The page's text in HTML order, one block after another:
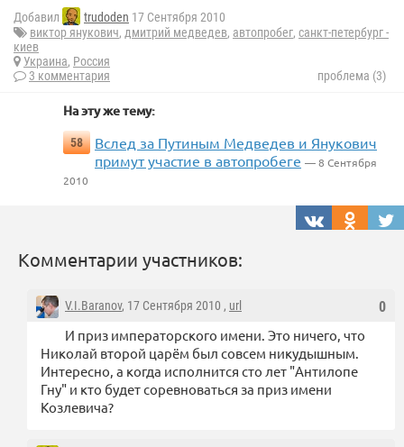
Добавил trudoden 17 Сентября 2010
виктор янукович, дмитрий медведев, автопробег, санкт-петербург -
киев
Украина, Россия
3 комментария
проблема (3)
На эту же тему:
58
Вслед за Путиным Медведев и Янукович
примут участие в автопробеге — 8 Сентября
2010
Комментарии участников:
0
V.I.Baranov, 17 Сентября 2010 , url
И приз императорского имени. Это ничего, что
Николай второй царём был совсем никудышным.
Интересно, а когда исполнится сто лет "Антилопе
Гну" и кто будет соревноваться за приз имени
Козлевича?